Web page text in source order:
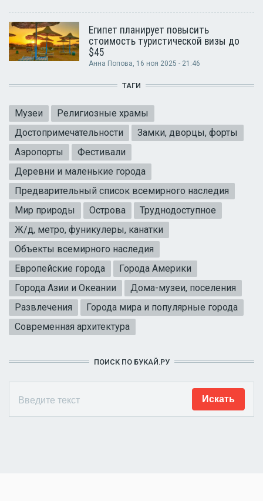
Египет планирует повысить
стоимость туристической визы до
$45
Анна Попова, 16 ноя 2025 - 21:46
ТАГИ
Музеи
Религиозные храмы
Достопримечательности
Замки, дворцы, форты
Аэропорты
Фестивали
Деревни и маленькие города
Предварительный список всемирного наследия
Мир природы
Острова
Труднодоступное
Ж/д, метро, фуникулеры, канатки
Объекты всемирного наследия
Европейские города
Города Америки
Города Азии и Океании
Дома-музеи, поселения
Развлечения
Города мира и популярные города
Современная архитектура
ПОИСК ПО БУКАЙ.РУ